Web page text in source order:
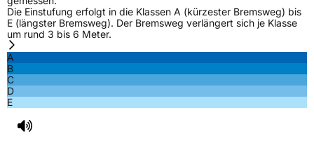
Nasshaftung B
Rollgeräusch (Klasse)
Die Einstufung erfolgt in die Klassen A (kürzester Bremsweg) bis
E (längster Bremsweg). Der Bremsweg verlängert sich je Klasse
um rund 3 bis 6 Meter.
A
B
C
D
E